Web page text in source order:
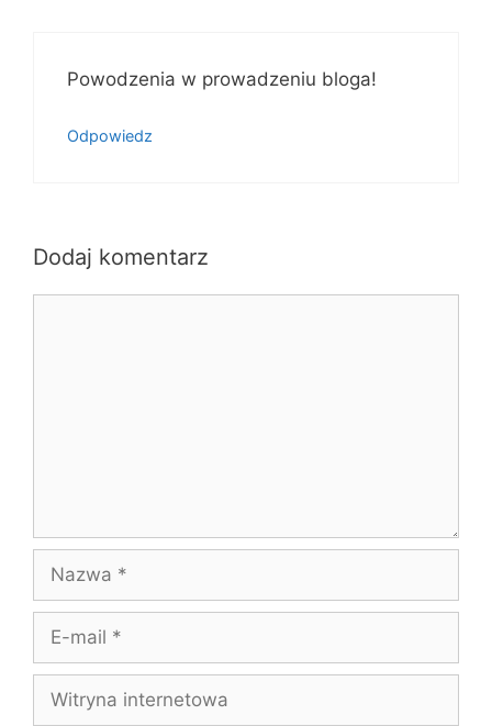
Powodzenia w prowadzeniu bloga!
Odpowiedz
Dodaj komentarz
Nazwa
Witryna
internetowa